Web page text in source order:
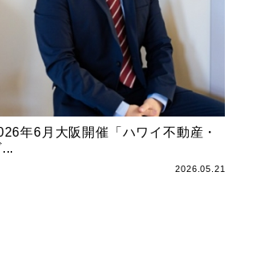
年6月大阪開催「ハワイ不動産・
...
2026.05.21